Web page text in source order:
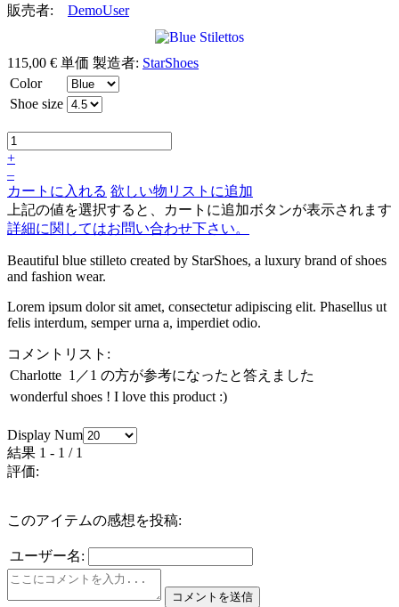
販売者: DemoUser
115,00 € 単価 製造者: StarShoes
Color
Shoe size
+
–
カートに入れる 欲しい物リストに追加
上記の値を選択すると、カートに追加ボタンが表示されます
詳細に関してはお問い合わせ下さい。
Beautiful blue stilleto created by StarShoes, a luxury brand of shoes
and fashion wear.
Lorem ipsum dolor sit amet, consectetur adipiscing elit. Phasellus ut
felis interdum, semper urna a, imperdiet odio.
コメントリスト:
Charlotte 1／1 の方が参考になったと答えました
wonderful shoes ! I love this product :)
Display Num
結果 1 - 1 / 1
評価:
このアイテムの感想を投稿:
ユーザー名: